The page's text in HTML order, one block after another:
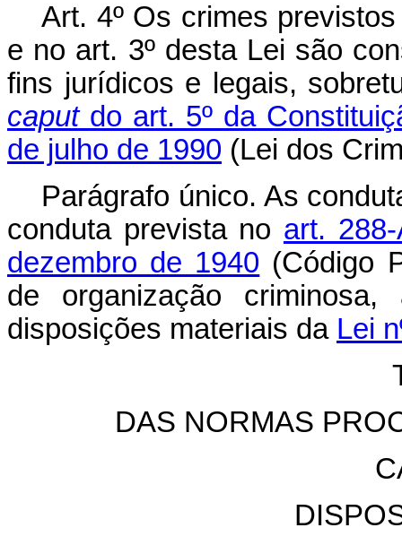
Art. 4º Os crimes
e no art. 3º desta Lei são
fins jurídicos e legais,
caputdo art. 5º da
de julho de 1990 (Lei dos
Parágrafo único. As
conduta prevista no art.
dezembro de 1940 (Código
de organização
disposições materiais da Lei
DAS NORMAS